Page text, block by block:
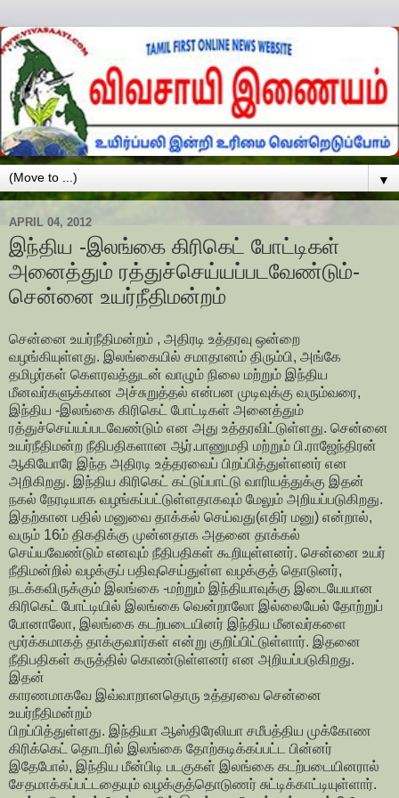
▼
APRIL 04, 2012
இந்திய -இலங்கை கிரிகெட் போட்டிகள்
அனைத்தும் ரத்துச்செய்யப்படவேண்டும்-
சென்னை உயர்நீதிமன்றம்
சென்னை உயர்நீதிமன்றம் , அதிரடி உத்தரவு ஒன்றை
வழங்கியுள்ளது. இலங்கையில் சமாதானம் திரும்பி, அங்கே
தமிழர்கள் கெளரவத்துடன் வாழும் நிலை மற்றும் இந்திய
மீனவர்களுக்கான அச்சுறுத்தல் என்பன முடிவுக்கு வரும்வரை,
இந்திய -இலங்கை கிரிகெட் போட்டிகள் அனைத்தும்
ரத்துச்செய்யப்படவேண்டும் என அது உத்தரவிட்டுள்ளது. சென்னை
உயர்நீதிமன்ற நீதிபதிகளான ஆர்.பாணுமதி மற்றும் பி.ராஜேந்திரன்
ஆகியோரே இந்த அதிரடி உத்தரவைப் பிறப்பித்துள்ளனர் என
அறிகிறது. இந்திய கிரிகெட் கட்டுப்பாட்டு வாரியத்துக்கு இதன்
நகல் நேரடியாக வழங்கப்பட்டுள்ளதாகவும் மேலும் அறியப்படுகிறது.
இதற்கான பதில் மனுவை தாக்கல் செய்வது(எதிர் மனு) என்றால்,
வரும் 16ம் திகதிக்கு முன்னதாக அதனை தாக்கல்
செய்யவேண்டும் எனவும் நீதிபதிகள் கூறியுள்ளனர். சென்னை உயர்
நீதிமன்றில் வழக்குப் பதிவுசெய்துள்ள வழக்குத் தொடுனர்,
நடக்கவிருக்கும் இலங்கை -மற்றும் இந்தியாவுக்கு இடையேயான
கிரிகெட் போட்டியில் இலங்கை வென்றாலோ இல்லையேல் தோற்றுப்
போனாலோ, இலங்கை கடற்படையினர் இந்திய மீனவர்களை
மூர்க்கமாகத் தாக்குவார்கள் என்று குறிப்பிட்டுள்ளார். இதனை
நீதிபதிகள் கருத்தில் கொண்டுள்ளனர் என அறியப்படுகிறது.
இதன்
காரணமாகவே இவ்வாறானதொரு உத்தரவை சென்னை
உயர்நீதிமன்றம்
பிறப்பித்துள்ளது. இந்தியா ஆஸ்திரேலியா சமீபத்திய முக்கோண
கிரிக்கெட் தொடரில் இலங்கை தோற்கடிக்கப்பட்ட பின்னர்
இதேபோல், இந்திய மீன்பிடி படகுகள் இலங்கை கடற்படையினரால்
சேதமாக்கப்பட்டதையும் வழக்குத்தொடுணர் சுட்டிக்காட்டியுள்ளார்.